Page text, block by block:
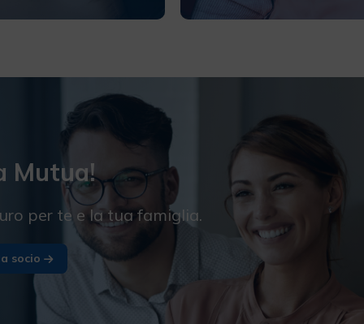
Mutua!
per te e la tua famiglia.
socio